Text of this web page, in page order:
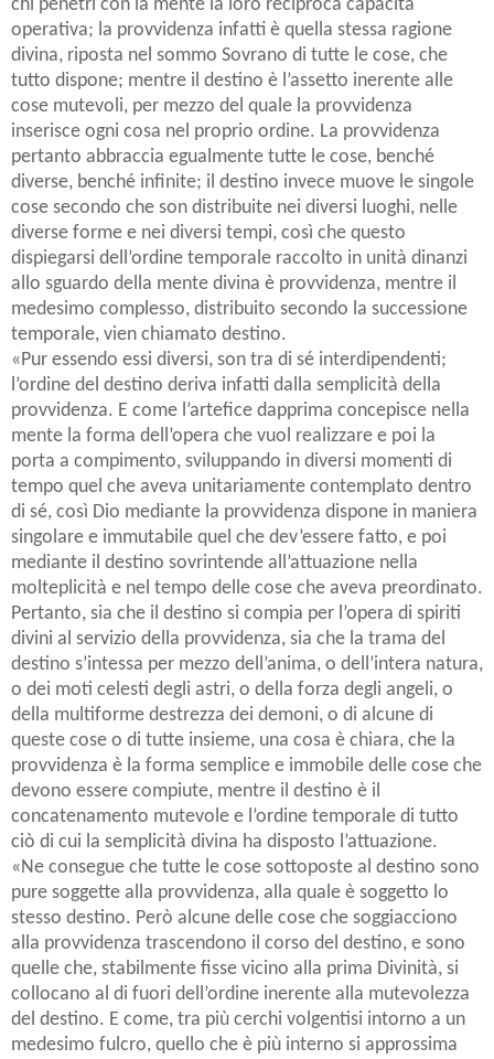
chi penetri con la mente la loro reciproca capacità
operativa; la provvidenza infatti è quella stessa ragione
divina, riposta nel sommo Sovrano di tutte le cose, che
tutto dispone; mentre il destino è l’assetto inerente alle
cose mutevoli, per mezzo del quale la provvidenza
inserisce ogni cosa nel proprio ordine. La provvidenza
pertanto abbraccia egualmente tutte le cose, benché
diverse, benché infinite; il destino invece muove le singole
cose secondo che son distribuite nei diversi luoghi, nelle
diverse forme e nei diversi tempi, così che questo
dispiegarsi dell’ordine temporale raccolto in unità dinanzi
allo sguardo della mente divina è provvidenza, mentre il
medesimo complesso, distribuito secondo la successione
temporale, vien chiamato destino.
«Pur essendo essi diversi, son tra di sé interdipendenti;
l’ordine del destino deriva infatti dalla semplicità della
provvidenza. E come l’artefice dapprima concepisce nella
mente la forma dell’opera che vuol realizzare e poi la
porta a compimento, sviluppando in diversi momenti di
tempo quel che aveva unitariamente contemplato dentro
di sé, così Dio mediante la provvidenza dispone in maniera
singolare e immutabile quel che dev’essere fatto, e poi
mediante il destino sovrintende all’attuazione nella
molteplicità e nel tempo delle cose che aveva preordinato.
Pertanto, sia che il destino si compia per l’opera di spiriti
divini al servizio della provvidenza, sia che la trama del
destino s’intessa per mezzo dell’anima, o dell’intera natura,
o dei moti celesti degli astri, o della forza degli angeli, o
della multiforme destrezza dei demoni, o di alcune di
queste cose o di tutte insieme, una cosa è chiara, che la
provvidenza è la forma semplice e immobile delle cose che
devono essere compiute, mentre il destino è il
concatenamento mutevole e l’ordine temporale di tutto
ciò di cui la semplicità divina ha disposto l’attuazione.
«Ne consegue che tutte le cose sottoposte al destino sono
pure soggette alla provvidenza, alla quale è soggetto lo
stesso destino. Però alcune delle cose che soggiacciono
alla provvidenza trascendono il corso del destino, e sono
quelle che, stabilmente fisse vicino alla prima Divinità, si
collocano al di fuori dell’ordine inerente alla mutevolezza
del destino. E come, tra più cerchi volgentisi intorno a un
medesimo fulcro, quello che è più interno si approssima